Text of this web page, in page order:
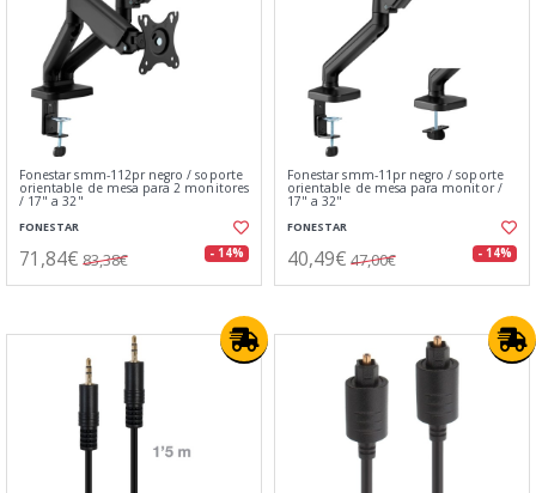
Fonestar smm-112pr negro / soporte
orientable de mesa para 2 monitores
/ 17" a 32"
FONESTAR
71,84€ 83,38€ - 14%
Fonestar smm-11pr negro / soporte
orientable de mesa para monitor /
17" a 32"
FONESTAR
40,49€ 47,00€ - 14%